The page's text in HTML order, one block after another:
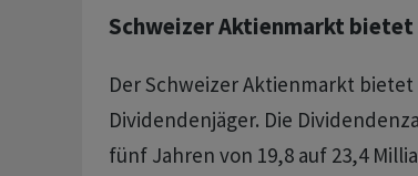
Schweizer Aktienmarkt
Der Schweizer Aktienmarkt
Dividendenjäger. Die
fünf Jahren von 19,8 auf 23,4